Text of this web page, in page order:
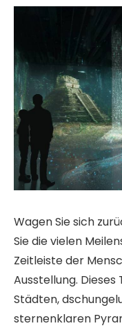
Wagen Sie sich
Sie die vielen
Zeitleiste der
Ausstellung.
Städten,
sternenklaren